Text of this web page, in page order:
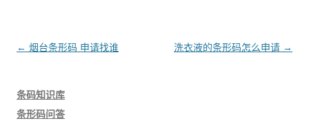
文
← 烟台条形码 申请找谁 洗衣液的条形码怎么申请 →
条码知识库
条形码问答